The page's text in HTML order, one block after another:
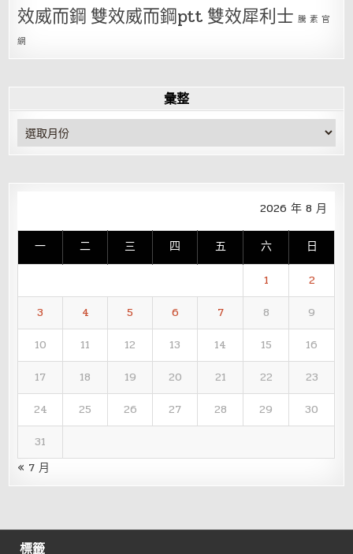
效威而鋼 雙效威而鋼ptt 雙效犀利士 騰 素 官
網
彙整
彙
整
2026 年 8 月
一 二 三 四 五 六 日
1
2
3
4 5 6 7 8
9
10
11 12 13 14 15
16
17
18 19 20 21 22
23
24
25 26 27 28 29
30
31
« 7 月
標籤